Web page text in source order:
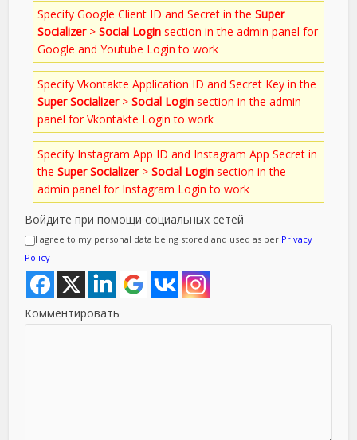
Specify Google Client ID and Secret in theSuper
Socializer>Social Login section in the admin panel for
Google and Youtube Login to work
Specify Vkontakte Application ID and Secret Key in the
Super Socializer>Social Login section in the admin
panel for Vkontakte Login to work
Specify Instagram App ID and Instagram App Secret in
theSuper Socializer>Social Login section in the
admin panel for Instagram Login to work
Войдите при помощи социальных сетей
I agree to my personal data being stored and used as per Privacy
Policy
Комментировать